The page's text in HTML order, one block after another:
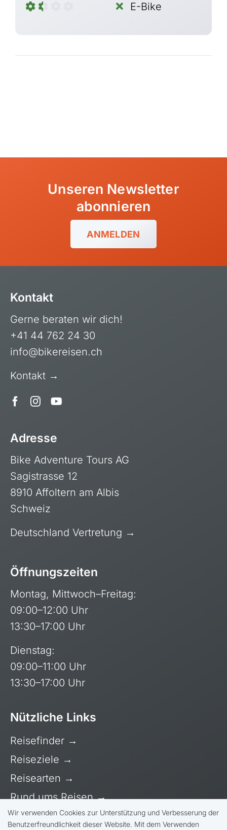
E-Bike
Unseren Newsletter
abonnieren
ANMELDEN
Kontakt
Gerne beraten wir dich!
+41 44 762 24 30
info@bikereisen.ch
Kontakt →
Adresse
Bike Adventure Tours AG
Sagistrasse 12
8910 Affoltern am Albis
Schweiz
Deutschland Vertretung →
Öffnungszeiten
Montag, Mittwoch–Freitag:
09:00–12:00 Uhr
13:30–17:00 Uhr
Dienstag:
09:00–11:00 Uhr
13:30–17:00 Uhr
Nützliche Links
Reisefinder →
Reiseziele →
Reisearten →
Rund ums Reisen→
Über uns→
Wir verwenden Cookies zur Unterstützung und Verbesserung der
Benutzerfreundlichkeit dieser Website. Mit dem Verwenden